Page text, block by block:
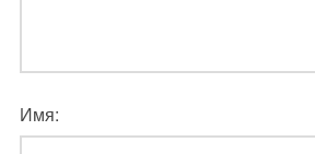
Имя: